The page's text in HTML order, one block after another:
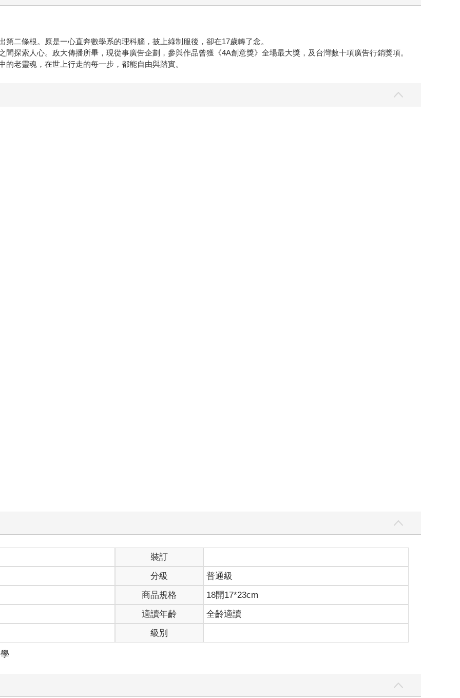
二條根。原是一心直奔數學系的理科腦，披上綠制服後，卻在17歲轉了念。
探索人心。政大傳播所畢，現從事廣告企劃，參與作品曾獲《4A創意獎》全場最大獎，及台灣數十項廣告行銷獎項。
老靈魂，在世上行走的每一步，都能自由與踏實。
裝訂
分級
普通級
商品規格
18開17*23cm
適讀年齡
全齡適讀
級別